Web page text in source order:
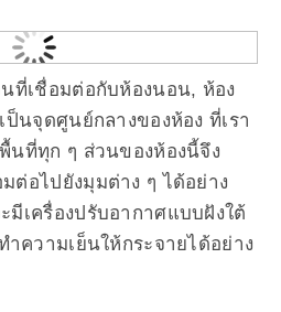
ที่เชื่อมต่อกับห้องนอน, ห้อง
ป็นจุดศูนย์กลางของห้อง ที่เรา
นที่ทุก ๆ ส่วนของห้องนี้จึง
ต่อไปยังมุมต่าง ๆ ได้อย่าง
มีเครื่องปรับอากาศแบบฝังใต้
ความเย็นให้กระจายได้อย่าง